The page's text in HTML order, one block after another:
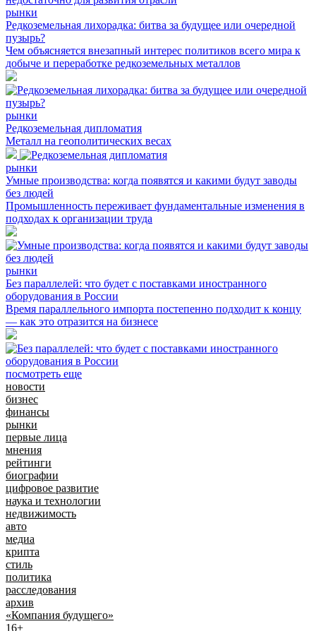
рынки
Редкоземельная лихорадка: битва за будущее или очередной
пузырь?
Чем объясняется внезапный интерес политиков всего мира к
добыче и переработке редкоземельных металлов
рынки
Редкоземельная дипломатия
Металл на геополитических весах
рынки
Умные производства: когда появятся и какими будут заводы
без людей
Промышленность переживает фундаментальные изменения в
подходах к организации труда
рынки
Без параллелей: что будет с поставками иностранного
оборудования в России
Время параллельного импорта постепенно подходит к концу
— как это отразится на бизнесе
посмотреть еще
новости
бизнес
финансы
рынки
первые лица
мнения
рейтинги
биографии
цифровое развитие
наука и технологии
недвижимость
авто
медиа
крипта
стиль
политика
расследования
архив
«Компания будущего»
16+